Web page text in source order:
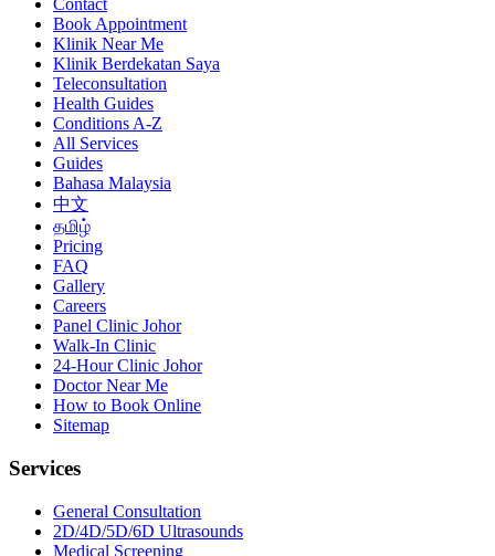
Contact
Book Appointment
Klinik Near Me
Klinik Berdekatan Saya
Teleconsultation
Health Guides
Conditions A-Z
All Services
Guides
Bahasa Malaysia
中文
தமிழ்
Pricing
FAQ
Gallery
Careers
Panel Clinic Johor
Walk-In Clinic
24-Hour Clinic Johor
Doctor Near Me
How to Book Online
Sitemap
Services
General Consultation
2D/4D/5D/6D Ultrasounds
Medical Screening